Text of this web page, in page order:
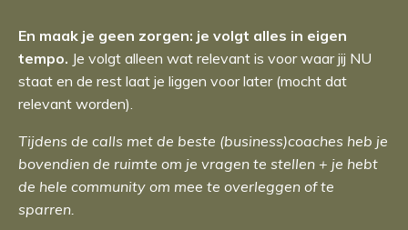
En maak je geen zorgen: je volgt alles in eigen
tempo. Je volgt alleen wat relevant is voor waar jij NU
staat en de rest laat je liggen voor later (mocht dat
relevant worden).
Tijdens de calls met de beste (business)coaches heb je
bovendien de ruimte om je vragen te stellen + je hebt
de hele community om mee te overleggen of te
sparren.